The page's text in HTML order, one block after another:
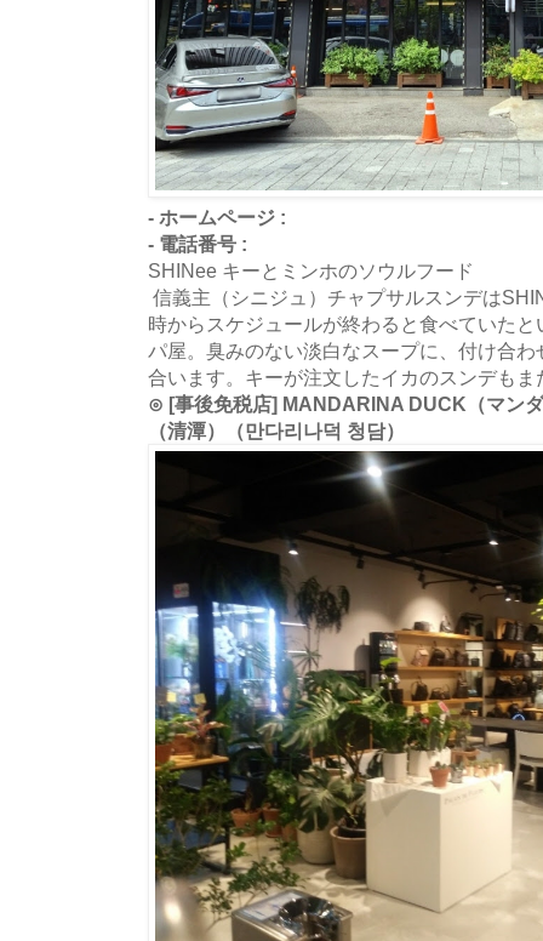
- ホームページ :
- 電話番号 :
SHINee キーとミンホのソウルフード
信義主（シニジュ）チャプサルスンデは
時からスケジュールが終わると食べていた
パ屋。臭みのない淡白なスープに、付け合
合います。キーが注文したイカのスンデもま
⊙ [事後免税店] MANDARINA DUCK（マン
（清潭）（만다리나덕 청담）